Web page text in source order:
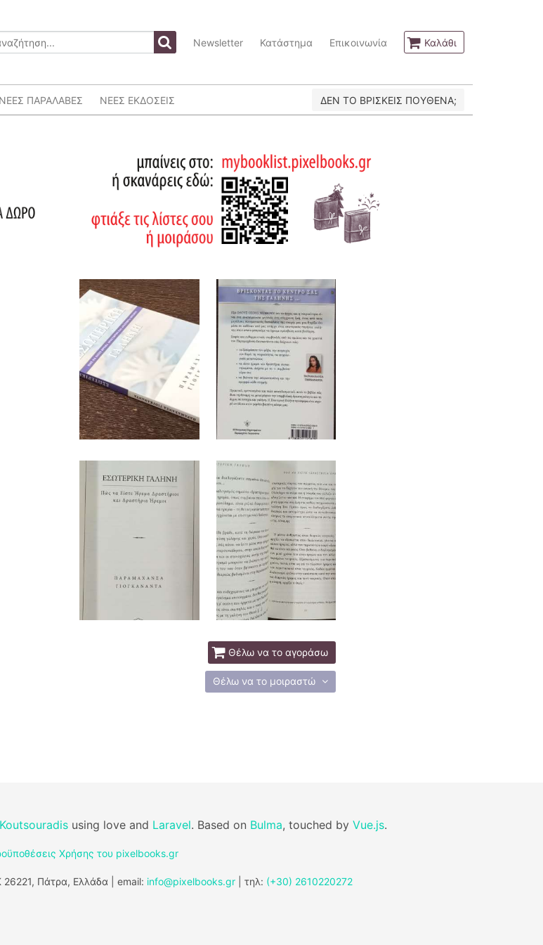
Newsletter Κατάστημα Επικοινωνία Καλάθι
ΝΕΕΣ ΠΑΡΑΛΑΒΕΣ ΝΕΕΣ ΕΚΔΟΣΕΙΣ ΔΕΝ ΤΟ ΒΡΙΣΚΕΙΣ ΠΟΥΘΕΝΑ;
Θέλω να το αγοράσω
Θέλω να το μοιραστώ
using love and Laravel. Based on Bulma, touched by Vue.js.
Χρήσης του pixelbooks.gr
26221, Πάτρα, Ελλάδα | email: info@pixelbooks.gr | τηλ: (+30) 2610220272